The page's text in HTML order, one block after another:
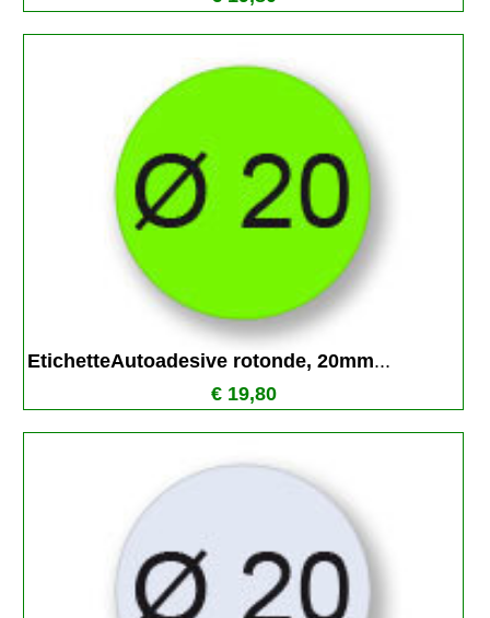
EtichetteAutoadesive rotonde, 20mm...
€ 19,80